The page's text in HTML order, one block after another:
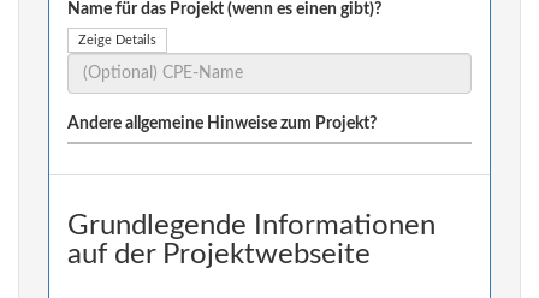
Name für das Projekt (wenn es einen gibt)?
Zeige Details
Andere allgemeine Hinweise zum Projekt?
Grundlegende Informationen
auf der Projektwebseite